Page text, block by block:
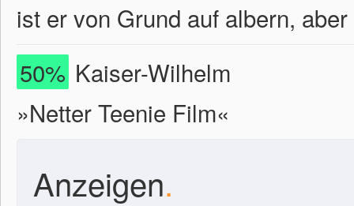
ist er von Grund auf albern,
50% Kaiser-Wilhelm
»Netter Teenie Film«
Anzeigen.